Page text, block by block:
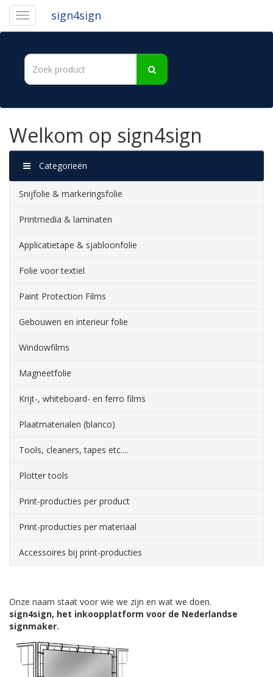
sign4sign
Welkom op sign4sign
Categorieën
Snijfolie & markeringsfolie
Printmedia & laminaten
Applicatietape & sjabloonfolie
Folie voor textiel
Paint Protection Films
Gebouwen en interieur folie
Windowfilms
Magneetfolie
Krijt-, whiteboard- en ferro films
Plaatmaterialen (blanco)
Tools, cleaners, tapes etc....
Plotter tools
Print-producties per product
Print-producties per materiaal
Accessoires bij print-producties
Onze naam staat voor wie we zijn en wat we doen.
sign4sign, het inkoopplatform voor de Nederlandse
signmaker.